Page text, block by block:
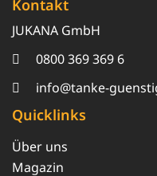
Kontakt
JUKANA GmbH
0800 369 369 6
info@tanke-
Quicklinks
Über uns
Magazin